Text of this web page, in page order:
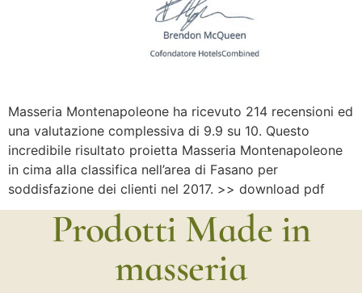
Masseria Montenapoleone ha ricevuto 214 recensioni ed
una valutazione complessiva di 9.9 su 10. Questo
incredibile risultato proietta Masseria Montenapoleone
in cima alla classifica nell’area di Fasano per
soddisfazione dei clienti nel 2017. >> download pdf
Prodotti Made in
masseria